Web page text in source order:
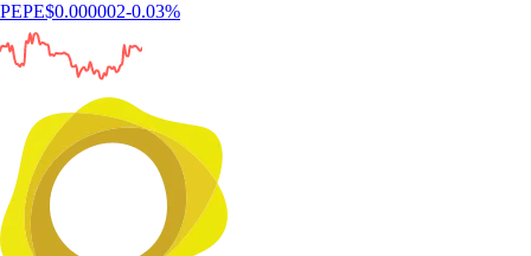
PEPE$0.000002-0.03%